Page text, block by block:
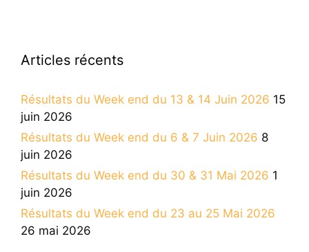
Articles récents
Résultats du Week end du 13 & 14 Juin 2026 15
juin 2026
Résultats du Week end du 6 & 7 Juin 2026 8
juin 2026
Résultats du Week end du 30 & 31 Mai 2026 1
juin 2026
Résultats du Week end du 23 au 25 Mai 2026
26 mai 2026